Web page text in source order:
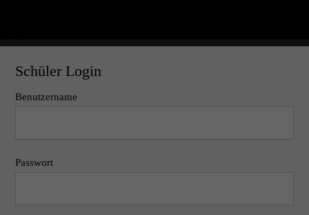
Schüler Login
Benutzername
Passwort